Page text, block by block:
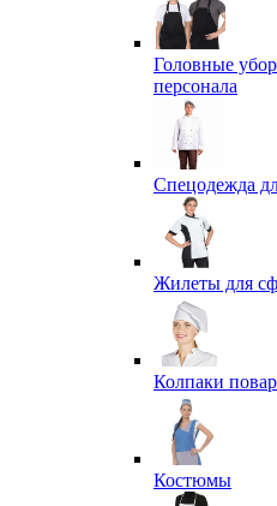
Головные
персонала
Спецодежда
Жилеты для
Колпаки
Костюмы